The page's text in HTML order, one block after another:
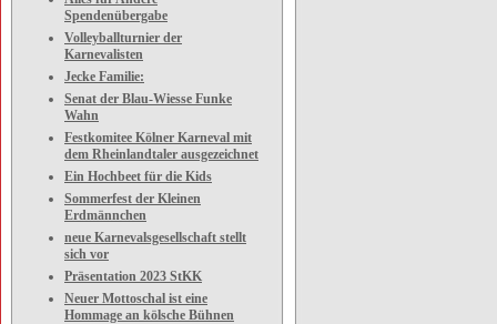
Spendenübergabe
Volleyballturnier der
Karnevalisten
Jecke Familie:
Senat der Blau-Wiesse Funke
Wahn
Festkomitee Kölner Karneval mit
dem Rheinlandtaler ausgezeichnet
Ein Hochbeet für die Kids
Sommerfest der Kleinen
Erdmännchen
neue Karnevalsgesellschaft stellt
sich vor
Präsentation 2023 StKK
Neuer Mottoschal ist eine
Hommage an kölsche Bühnen